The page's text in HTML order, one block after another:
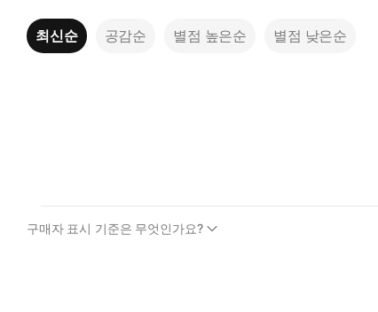
최신순 공감순 별점 높은순 별점 낮은순
구매자 표시 기준은 무엇인가요?